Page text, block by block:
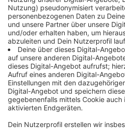
Beschleunigungskommission
Niedrigwasser-Situation sei
Wissing. Eine Vertiefung der
der wichtigsten
Niedrigwasser müssen
des Schiffes beachten und
befördern. Das sei schlecht für
Wirtschaftsstandort
Verkehrsminister. Wann
gebaggert werden soll, sagte
gegen eine Vertiefung. Sie